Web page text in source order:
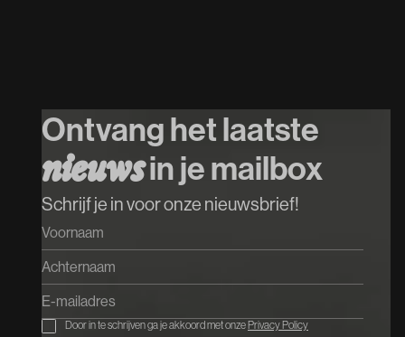
Koop tickets
Koop tickets
Ontvang het laatste
nieuwsin je mailbox
Schrijf je in voor onze nieuwsbrief!
Door in te schrijven ga je akkoord met onze Privacy Policy